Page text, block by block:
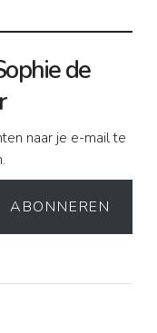
de
naar je e-mail te
ABONNEREN